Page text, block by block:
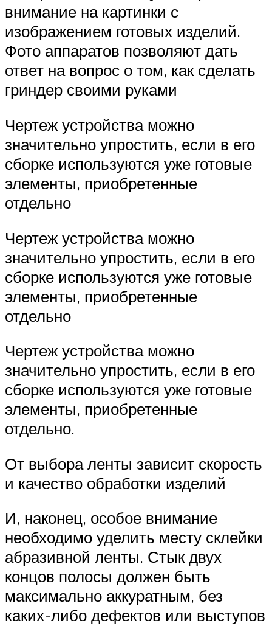
внимание на картинки с
изображением готовых изделий.
Фото аппаратов позволяют дать
ответ на вопрос о том, как сделать
гриндер своими руками
Чертеж устройства можно
значительно упростить, если в его
сборке используются уже готовые
элементы, приобретенные
отдельно
Чертеж устройства можно
значительно упростить, если в его
сборке используются уже готовые
элементы, приобретенные
отдельно
Чертеж устройства можно
значительно упростить, если в его
сборке используются уже готовые
элементы, приобретенные
отдельно.
От выбора ленты зависит скорость
и качество обработки изделий
И, наконец, особое внимание
необходимо уделить месту склейки
абразивной ленты. Стык двух
концов полосы должен быть
максимально аккуратным, без
каких-либо дефектов или выступов